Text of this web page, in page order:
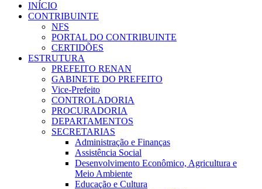
INÍCIO
CONTRIBUINTE
NFS
PORTAL DO CONTRIBUINTE
CERTIDÕES
ESTRUTURA
PREFEITO RENAN
GABINETE DO PREFEITO
Vice-Prefeito
CONTROLADORIA
PROCURADORIA
DEPARTAMENTOS
SECRETARIAS
Administração e Finanças
Assistência Social
Desenvolvimento Econômico, Agricultura e
Meio Ambiente
Educação e Cultura